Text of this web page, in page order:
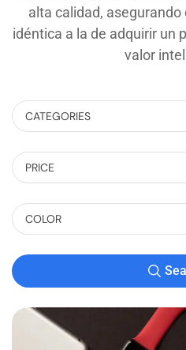
alta calidad,
idéntica a la de adquirir un
valor
CATEGORIES
PRICE
COLOR